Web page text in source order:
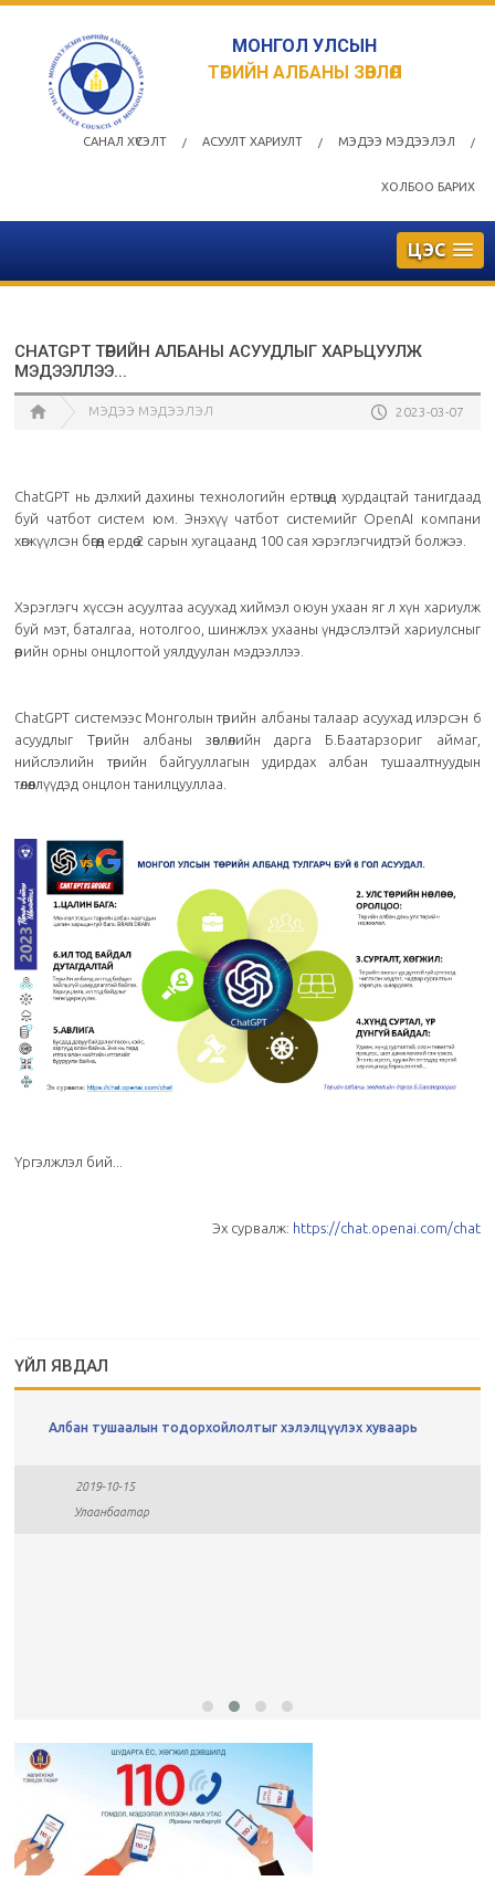
МОНГОЛ УЛСЫН
ТӨРИЙН АЛБАНЫ ЗӨВЛӨЛ
САНАЛ ХҮСЭЛТ / АСУУЛТ ХАРИУЛТ / МЭДЭЭ МЭДЭЭЛЭЛ /
ХОЛБОО БАРИХ
ЦЭС
CHATGPT ТӨРИЙН АЛБАНЫ АСУУДЛЫГ ХАРЬЦУУЛЖ
МЭДЭЭЛЛЭЭ...
МЭДЭЭ МЭДЭЭЛЭЛ 2023-03-07
ChatGPT нь дэлхий дахины технологийн ертөнцөд хурдацтай танигдаад
буй чатбот систем юм. Энэхүү чатбот системийг OpenAI компани
хөгжүүлсэн бөгөөд ердөө 2 сарын хугацаанд 100 сая хэрэглэгчидтэй болжээ.
Хэрэглэгч хүссэн асуултаа асуухад хиймэл оюун ухаан яг л хүн хариулж
буй мэт, баталгаа, нотолгоо, шинжлэх ухааны үндэслэлтэй хариулсныг
өөрийн орны онцлогтой уялдуулан мэдээллээ.
ChatGPT системээс Монголын төрийн албаны талаар асуухад илэрсэн 6
асуудлыг Төрийн албаны зөвлөлийн дарга Б.Баатарзориг аймаг,
нийслэлийн төрийн байгууллагын удирдах албан тушаалтнуудын
төлөөллүүдэд онцлон танилцууллаа.
Үргэлжлэл бий...
Эх сурвалж: https://chat.openai.com/chat
ҮЙЛ ЯВДАЛ
Албан тушаалын тодорхойлолтыг хэлэлцүүлэх хуваарь
2019-10-15
Улаанбаатар